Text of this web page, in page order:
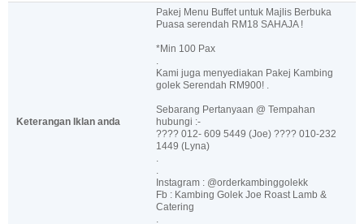
Keterangan Iklan anda
Pakej Menu Buffet untuk Majlis Berbuka
Puasa serendah RM18 SAHAJA !
*Min 100 Pax
Kami juga menyediakan Pakej Kambing
golek Serendah RM900! .
Sebarang Pertanyaan @ Tempahan
hubungi :-
???? 012- 609 5449 (Joe) ???? 010-232
1449 (Lyna)
Instagram : @orderkambinggolekk
Fb : Kambing Golek Joe Roast Lamb &
Catering